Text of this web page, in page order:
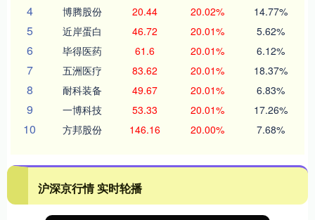
4 博腾股份 20.44 20.02% 14.77%
5 近岸蛋白 46.72 20.01% 5.62%
6 毕得医药 61.6 20.01% 6.12%
7 五洲医疗 83.62 20.01% 18.37%
8 耐科装备 49.67 20.01% 6.83%
9 一博科技 53.33 20.01% 17.26%
10 方邦股份 146.16 20.00% 7.68%
沪深京行情 实时轮播